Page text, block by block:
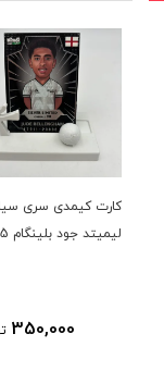
کارت کیمدی سری
لیمیتد جود بلینگام 2025
350,000